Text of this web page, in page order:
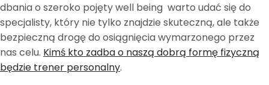
dbania o szeroko pojęty well being warto udać się do
specjalisty, który nie tylko znajdzie skuteczną, ale także
bezpieczną drogę do osiągnięcia wymarzonego przez
nas celu. Kimś kto zadba o naszą dobrą formę fizyczną
będzie trener personalny.